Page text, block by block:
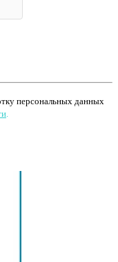
персональных данных